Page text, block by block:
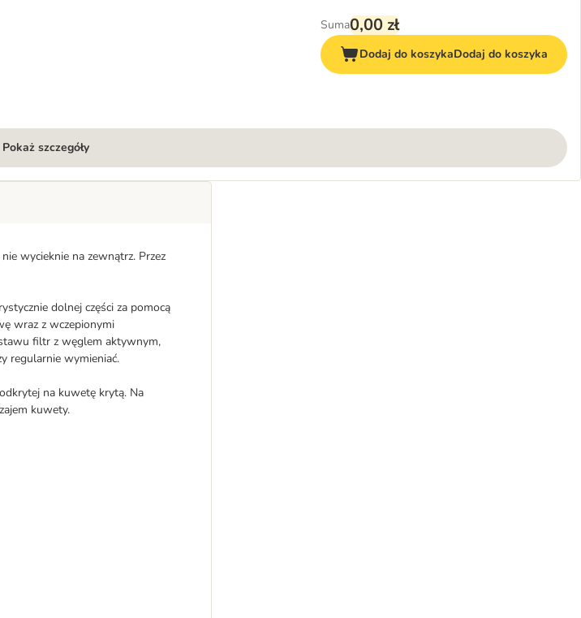
Suma0,00 zł
Dodaj do koszykaDodaj do koszyka
Pokaż szczegóły
wycieknie na zewnątrz. Przez
dolnej części za pomocą
wraz z wczepionymi
filtr z węglem aktywnym,
regularnie wymieniać.
na kuwetę krytą. Na
kuwety.